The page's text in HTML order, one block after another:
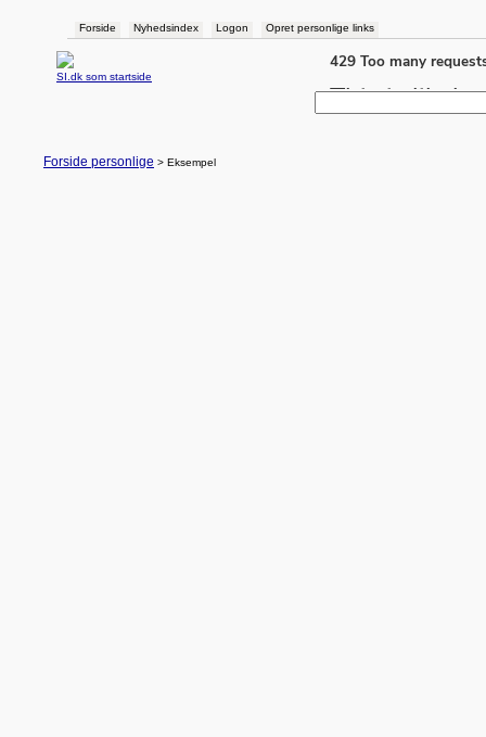
Forside Nyhedsindex Logon Opret personlige links
SI.dk som startside
Forside personlige > Eksempel